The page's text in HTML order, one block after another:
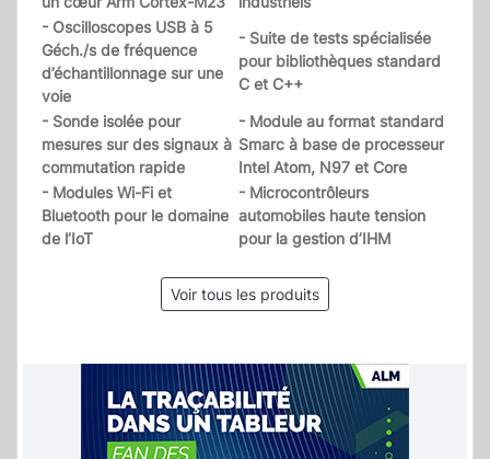
- Oscilloscopes USB à 5
Géch./s de fréquence
d’échantillonnage sur une
voie
- Suite de tests spécialisée
pour bibliothèques standard
C et C++
- Sonde isolée pour
mesures sur des signaux à
commutation rapide
- Module au format standard
Smarc à base de processeur
Intel Atom, N97 et Core
- Modules Wi-Fi et
Bluetooth pour le domaine
de l’IoT
- Microcontrôleurs
automobiles haute tension
pour la gestion d’IHM
Voir tous les produits